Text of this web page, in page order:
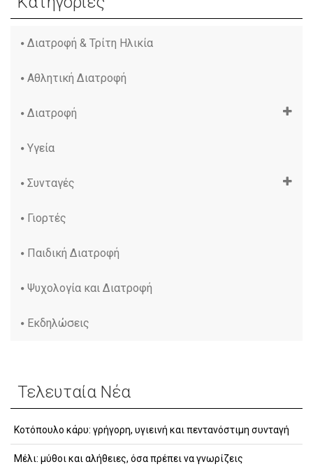
Διατροφή & Τρίτη Ηλικία
Αθλητική Διατροφή
Διατροφή
Υγεία
Συνταγές
Γιορτές
Παιδική Διατροφή
Ψυχολογία και Διατροφή
Εκδηλώσεις
Τελευταία Νέα
Κοτόπουλο κάρυ: γρήγορη, υγιεινή και πεντανόστιμη συνταγή
Μέλι: μύθοι και αλήθειες, όσα πρέπει να γνωρίζεις